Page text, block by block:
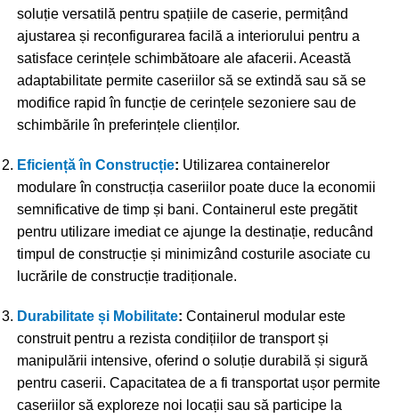
soluție versatilă pentru spațiile de caserie, permițând
ajustarea și reconfigurarea facilă a interiorului pentru a
satisface cerințele schimbătoare ale afacerii. Această
adaptabilitate permite caseriilor să se extindă sau să se
modifice rapid în funcție de cerințele sezoniere sau de
schimbările în preferințele clienților.
Eficiență în Construcție: Utilizarea containerelor
modulare în construcția caseriilor poate duce la economii
semnificative de timp și bani. Containerul este pregătit
pentru utilizare imediat ce ajunge la destinație, reducând
timpul de construcție și minimizând costurile asociate cu
lucrările de construcție tradiționale.
Durabilitate și Mobilitate: Containerul modular este
construit pentru a rezista condițiilor de transport și
manipulării intensive, oferind o soluție durabilă și sigură
pentru caserii. Capacitatea de a fi transportat ușor permite
caseriilor să exploreze noi locații sau să participe la